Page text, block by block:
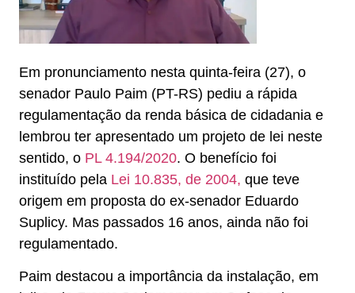
Em pronunciamento nesta quinta-feira (27), o
senador Paulo Paim (PT-RS) pediu a rápida
regulamentação da renda básica de cidadania e
lembrou ter apresentado um projeto de lei neste
sentido, o PL 4.194/2020. O benefício foi
instituído pela Lei 10.835, de 2004, que teve
origem em proposta do ex-senador Eduardo
Suplicy. Mas passados 16 anos, ainda não foi
regulamentado.
Paim destacou a importância da instalação, em